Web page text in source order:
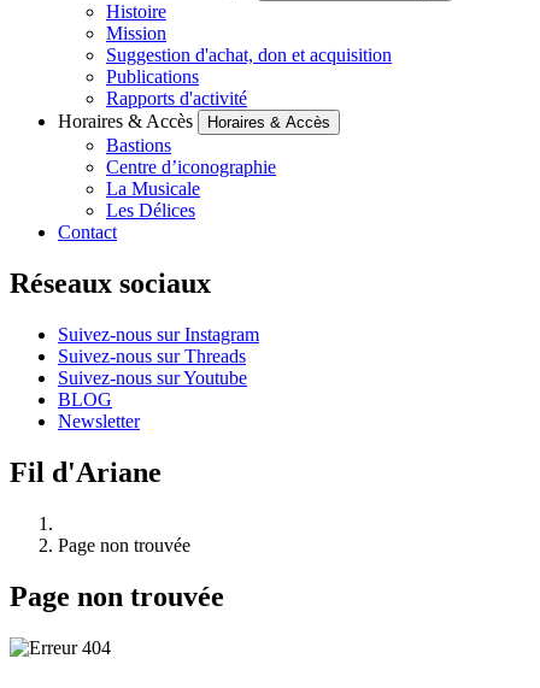
Histoire
Mission
Suggestion d'achat, don et acquisition
Publications
Rapports d'activité
Horaires & Accès
Horaires & Accès
Bastions
Centre d’iconographie
La Musicale
Les Délices
Contact
Réseaux sociaux
Suivez-nous sur Instagram
Suivez-nous sur Threads
Suivez-nous sur Youtube
BLOG
Newsletter
Fil d'Ariane
Page non trouvée
Page non trouvée